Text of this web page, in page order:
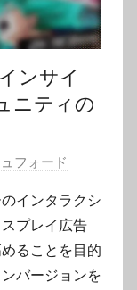
ンサイ
ニティの
フォード
インタラクシ
プレイ広告
ることを目的
バージョンを